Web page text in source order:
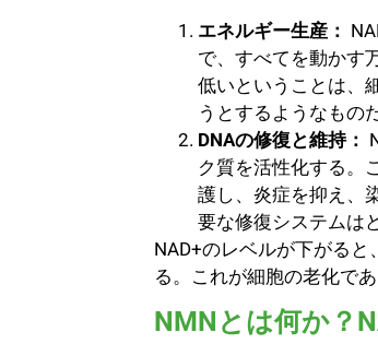
エネルギー生産：
で、すべてを動かす
低いということは、
うとするようなものだ
DNAの修復と維持：
ク質を活性化する。
護し、炎症を抑え、
要な修復システムは
NAD+のレベルが下がる
る。これが細胞の老化であ
NMNとは何か？